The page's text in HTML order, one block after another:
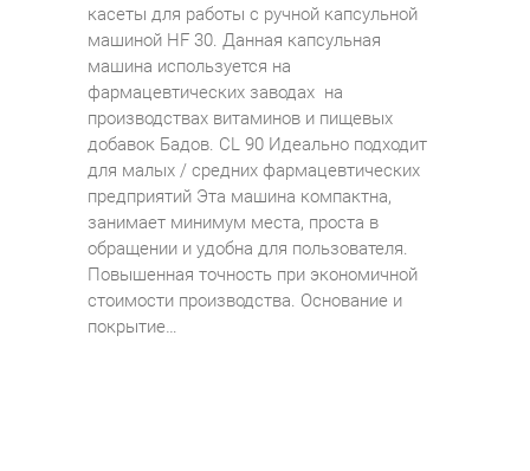
касеты для работы с ручной капсульной
машиной HF 30. Данная капсульная
машина используется на
фармацевтических заводах на
производствах витаминов и пищевых
добавок Бадов. CL 90 Идеально подходит
для малых / средних фармацевтических
предприятий Эта машина компактна,
занимает минимум места, проста в
обращении и удобна для пользователя.
Повышенная точность при экономичной
стоимости производства. Основание и
покрытие…